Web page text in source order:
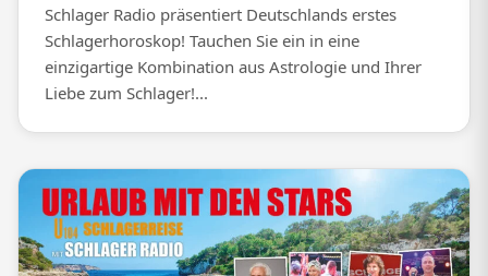
Schlager Radio präsentiert Deutschlands erstes
Schlagerhoroskop! Tauchen Sie ein in eine
einzigartige Kombination aus Astrologie und Ihrer
Liebe zum Schlager!...